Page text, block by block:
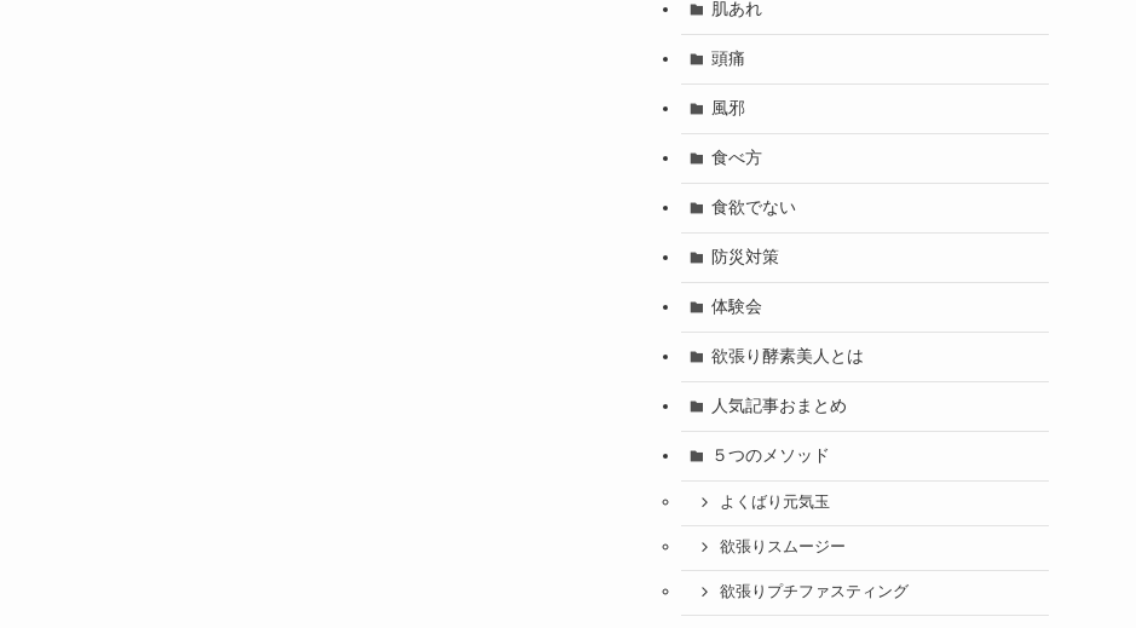
肌あれ
頭痛
風邪
食べ方
食欲でない
防災対策
体験会
欲張り酵素美人とは
人気記事おまとめ
５つのメソッド
よくばり元気玉
欲張りスムージー
欲張りプチファスティング